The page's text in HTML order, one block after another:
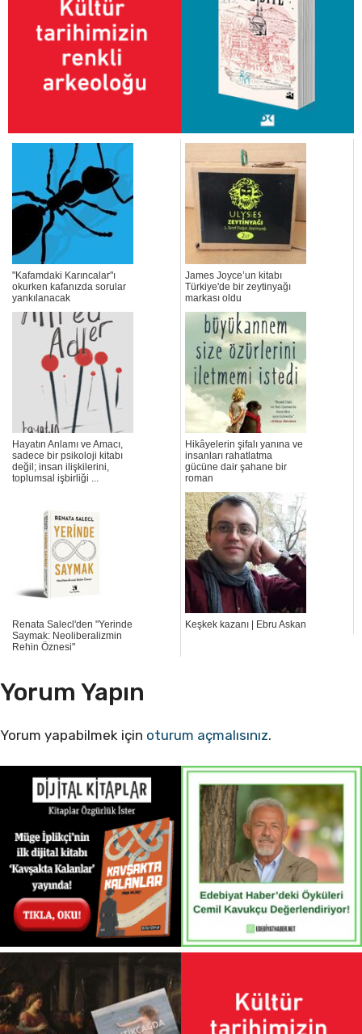
"Kafamdaki Karıncalar"ı
okurken kafanızda sorular
yankılanacak
James Joyce’un kitabı
Türkiye'de bir zeytinyağı
markası oldu
Hayatın Anlamı ve Amacı,
sadece bir psikoloji kitabı
değil; insan ilişkilerini,
toplumsal işbirliği ...
Hikâyelerin şifalı yanına ve
insanları rahatlatma
gücüne dair şahane bir
roman
Renata Salecl'den "Yerinde
Saymak: Neoliberalizmin
Rehin Öznesi"
Keşkek kazanı | Ebru Askan
Yorum Yapın
Yorum yapabilmek için oturum açmalısınız.